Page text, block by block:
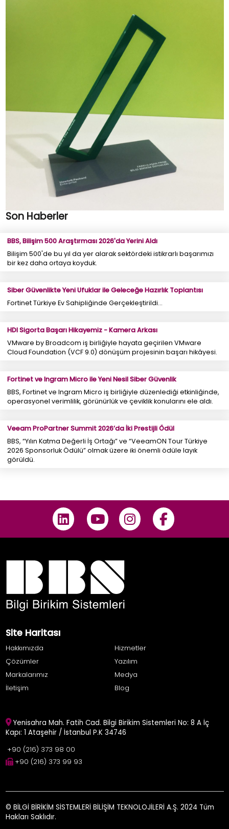
Son Haberler
BBS, Bilişim 500 Araştırması 2026'da Yerini Aldı
Bilişim 500'de bu yıl da yer alarak sektördeki istikrarlı başarımızı
bir kez daha ortaya koyduk.
Siber Güvenlikte Yeni Ufuklar ile Geleceğe Hazırlık Toplantısı
Fortinet Türkiye Ev Sahipliğinde Gerçekleştirildi...
HDI Sigorta Başarı Hikayemiz - Kamera Arkası
VMware by Broadcom iş birliğiyle hayata geçirilen VMware
Cloud Foundation (VCF 9.0) dönüşüm projesinin başarı hikâyesi.
Fortinet ve Ingram Micro ile Yeni Nesil Siber Güvenlik
BBS, Fortinet ve Ingram Micro iş birliğiyle düzenlediği etkinliğinde,
operasyonel verimlilik, görünürlük ve çeviklik konularını ele aldı.
Veeam ProPartner Summit 2026’da İki Prestijli Ödül
BBS, “Yılın Katma Değerli İş Ortağı” ve “VeeamON Tour Türkiye
2026 Sponsorluk Ödülü” olmak üzere iki önemli ödüle layık
görüldü.
Site Haritası
Hakkımızda
Hizmetler
Çözümler
Yazılım
Markalarımız
Medya
İletişim
Blog
Yenisahra Mah. Fatih Cad. Bilgi Birikim Sistemleri No: 8 A İç
Kapı: 1 Ataşehir / İstanbul P.K 34746
+90 (216) 373 98 00
+90 (216) 373 99 93
© BİLGİ BİRİKİM SİSTEMLERİ BİLİŞİM TEKNOLOJİLERİ A.Ş. 2024 Tüm
Hakları Saklıdır.